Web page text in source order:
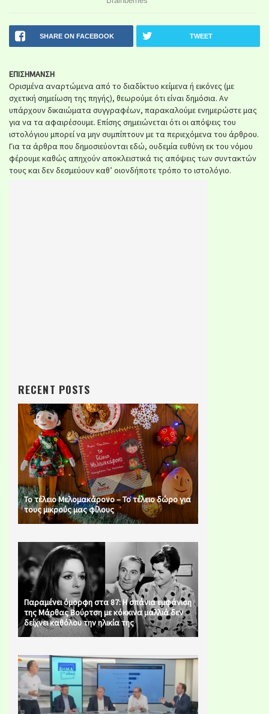
SHARE ON FACEBOOK TWEET
ΕΠΙΣΗΜΑΝΣΗ
Ορισμένα αναρτώμενα από το διαδίκτυο κείμενα ή εικόνες (με
σχετική σημείωση της πηγής), θεωρούμε ότι είναι δημόσια. Αν
υπάρχουν δικαιώματα συγγραφέων, παρακαλούμε ενημερώστε μας
για να τα αφαιρέσουμε. Επίσης σημειώνεται ότι οι απόψεις του
ιστολόγιου μπορεί να μην συμπίπτουν με τα περιεχόμενα του άρθρου.
Για τα άρθρα που δημοσιεύονται εδώ, ουδεμία ευθύνη εκ του νόμου
φέρουμε καθώς απηχούν αποκλειστικά τις απόψεις των συντακτών
τους και δεν δεσμεύουν καθ’ οιονδήποτε τρόπο το ιστολόγιο.
RECENT POSTS
Το τέλειο Μελομακάρονο – Το τέλειο δώρο για
τους μικρούς μας φίλους
Παραμένει όμορφη στα 87: Η σπάνια εμφάνιση
της Μάρθας Βούρτση με κόκκινα μαλλιά δεν
δείχνει καθόλου την ηλικία της